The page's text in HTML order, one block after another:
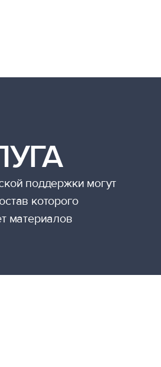
поддержки могут
которого
материалов